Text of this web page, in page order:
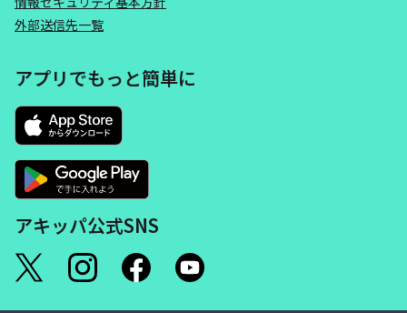
外部送信先一覧
アプリでもっと簡単に
アキッパ公式SNS